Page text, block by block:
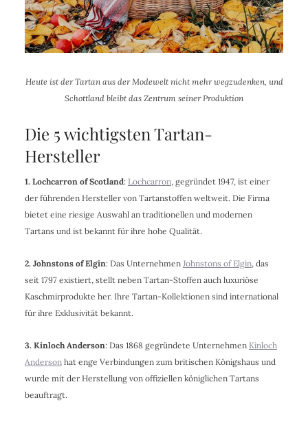
Heute ist der Tartan aus der Modewelt nicht mehr wegzudenken, und
Schottland bleibt das Zentrum seiner Produktion
Die 5 wichtigsten Tartan-
Hersteller
1. Lochcarron of Scotland: Lochcarron, gegründet 1947, ist einer
der führenden Hersteller von Tartanstoffen weltweit. Die Firma
bietet eine riesige Auswahl an traditionellen und modernen
Tartans und ist bekannt für ihre hohe Qualität.
2. Johnstons of Elgin: Das Unternehmen Johnstons of Elgin, das
seit 1797 existiert, stellt neben Tartan-Stoffen auch luxuriöse
Kaschmirprodukte her. Ihre Tartan-Kollektionen sind international
für ihre Exklusivität bekannt.
3. Kinloch Anderson: Das 1868 gegründete Unternehmen Kinloch
Andersonhat enge Verbindungen zum britischen Königshaus und
wurde mit der Herstellung von offiziellen königlichen Tartans
beauftragt.